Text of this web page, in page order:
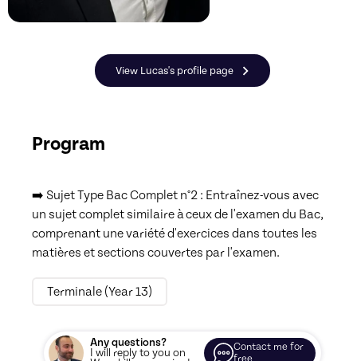
View Lucas's profile page
Program
➡️ Sujet Type Bac Complet n°2 : Entraînez-vous avec
un sujet complet similaire à ceux de l'examen du Bac,
comprenant une variété d'exercices dans toutes les
Terminale (Year 13)
Any questions?
I will reply to you on
Contact me for